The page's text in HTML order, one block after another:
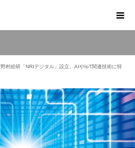
野村総研「NRIデジタル」設立、AIやIoT関連技術に特